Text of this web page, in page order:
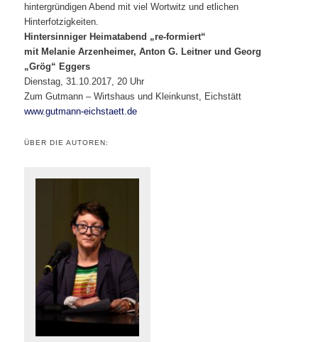
hintergründigen Abend mit viel Wortwitz und etlichen
Hinterfotzigkeiten.
Hintersinniger Heimatabend „re-formiert“
mit Melanie Arzenheimer, Anton G. Leitner und Georg
„Grög“ Eggers
Dienstag, 31.10.2017, 20 Uhr
Zum Gutmann – Wirtshaus und Kleinkunst, Eichstätt
www.gutmann-eichstaett.de
ÜBER DIE AUTOREN: